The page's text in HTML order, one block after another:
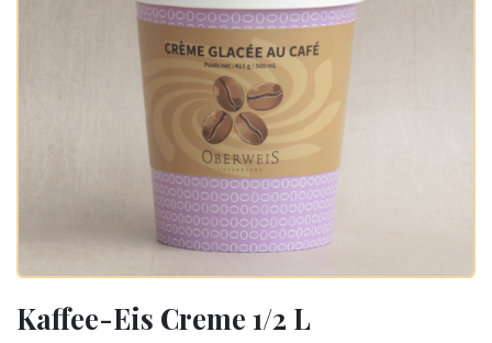
Kaffee-Eis Creme 1/2 L